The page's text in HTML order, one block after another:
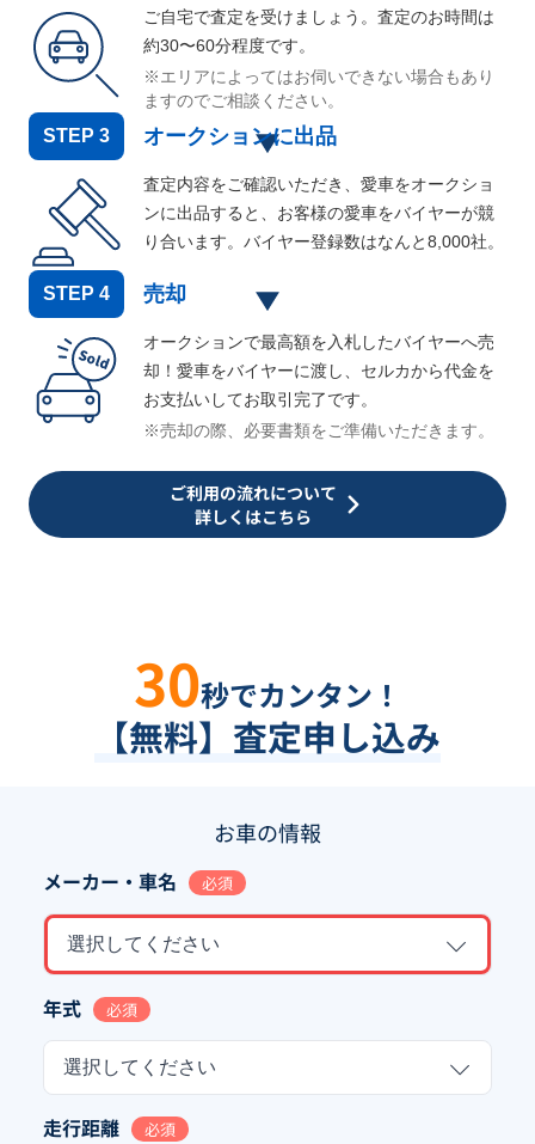
ご自宅で査定を受けましょう。査定のお時間は
約30〜60分程度です。
※エリアによってはお伺いできない場合もあり
ますのでご相談ください。
STEP 3 オークションに出品
査定内容をご確認いただき、愛車をオークショ
ンに出品すると、お客様の愛車をバイヤーが競
り合います。バイヤー登録数はなんと8,000社。
STEP 4 売却
オークションで最高額を入札したバイヤーへ売
却！愛車をバイヤーに渡し、セルカから代金を
お支払いしてお取引完了です。
※売却の際、必要書類をご準備いただきます。
ご利用の流れについて
詳しくはこちら
30秒でカンタン！
【無料】査定申し込み
お車の情報
メーカー・車名 必須
選択してください
年式 必須
選択してください
走行距離 必須